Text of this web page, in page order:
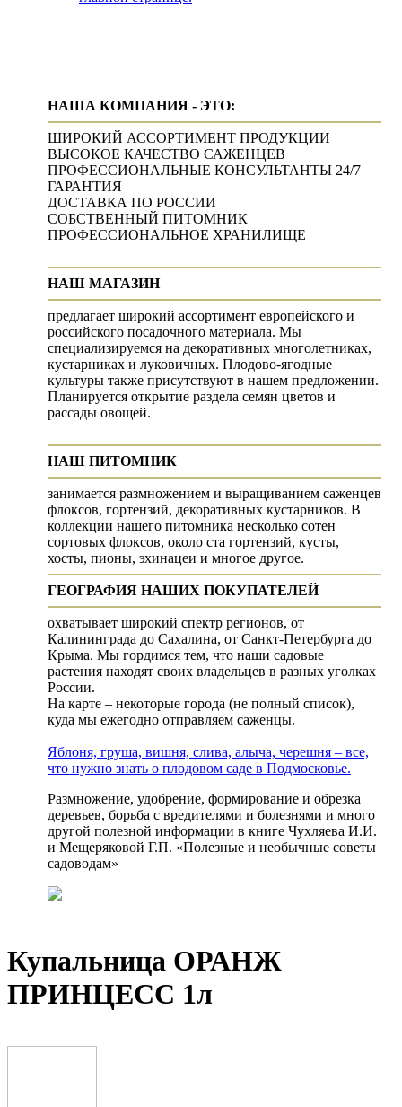
НАША КОМПАНИЯ - ЭТО:
ШИРОКИЙ АССОРТИМЕНТ ПРОДУКЦИИ
ВЫСОКОЕ КАЧЕСТВО САЖЕНЦЕВ
ПРОФЕССИОНАЛЬНЫЕ КОНСУЛЬТАНТЫ 24/7
ГАРАНТИЯ
ДОСТАВКА ПО РОССИИ
СОБСТВЕННЫЙ ПИТОМНИК
ПРОФЕССИОНАЛЬНОЕ ХРАНИЛИЩЕ
НАШ МАГАЗИН
предлагает широкий ассортимент европейского и
российского посадочного материала. Мы
специализируемся на декоративных многолетниках,
кустарниках и луковичных. Плодово-ягодные
культуры также присутствуют в нашем предложении.
Планируется открытие раздела семян цветов и
рассады овощей.
НАШ ПИТОМНИК
занимается размножением и выращиванием саженцев
флоксов, гортензий, декоративных кустарников. В
коллекции нашего питомника несколько сотен
сортовых флоксов, около ста гортензий, кусты,
хосты, пионы, эхинацеи и многое другое.
ГЕОГРАФИЯ НАШИХ ПОКУПАТЕЛЕЙ
охватывает широкий спектр регионов, от
Калининграда до Сахалина, от Санкт-Петербурга до
Крыма. Мы гордимся тем, что наши садовые
растения находят своих владельцев в разных уголках
России.
На карте – некоторые города (не полный список),
куда мы ежегодно отправляем саженцы.
Яблоня, груша, вишня, слива, алыча, черешня – все,
что нужно знать о плодовом саде в Подмосковье.
Размножение, удобрение, формирование и обрезка
деревьев, борьба с вредителями и болезнями и много
другой полезной информации в книге Чухляева И.И.
и Мещеряковой Г.П. «Полезные и необычные советы
садоводам»
Купальница ОРАНЖ
ПРИНЦЕСС 1л